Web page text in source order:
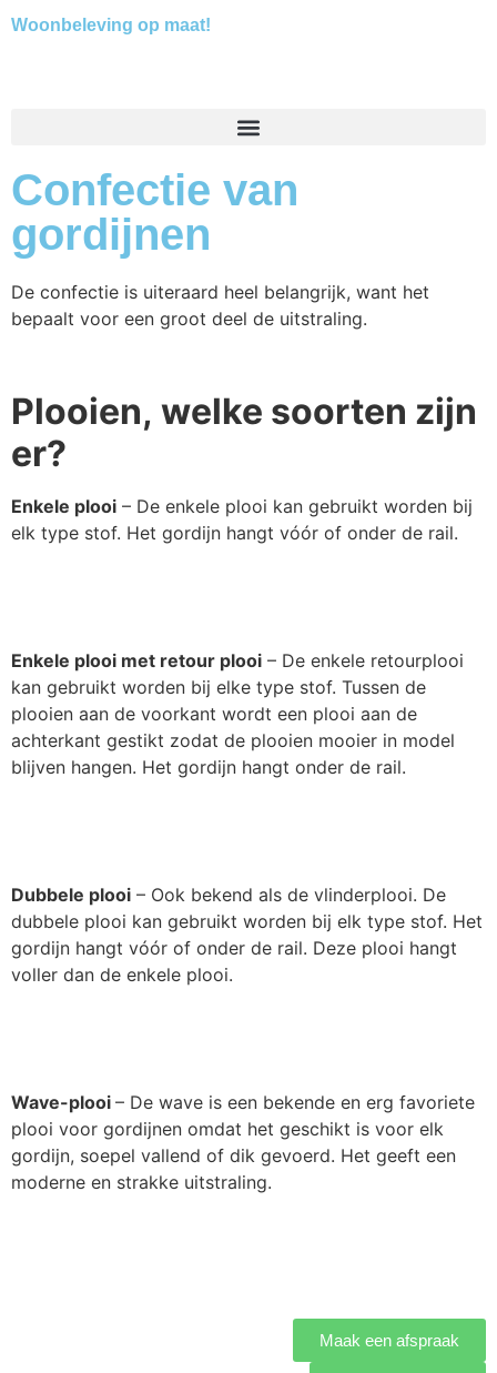
Woonbeleving op maat!
Confectie van
gordijnen
De confectie is uiteraard heel belangrijk, want het
bepaalt voor een groot deel de uitstraling.
Plooien, welke soorten zijn
er?
Enkele plooi – De enkele plooi kan gebruikt worden bij
elk type stof. Het gordijn hangt vóór of onder de rail.
Enkele plooi met retour plooi – De enkele retourplooi
kan gebruikt worden bij elke type stof. Tussen de
plooien aan de voorkant wordt een plooi aan de
achterkant gestikt zodat de plooien mooier in model
blijven hangen. Het gordijn hangt onder de rail.
Dubbele plooi – Ook bekend als de vlinderplooi. De
dubbele plooi kan gebruikt worden bij elk type stof. Het
gordijn hangt vóór of onder de rail. Deze plooi hangt
voller dan de enkele plooi.
Wave-plooi – De wave is een bekende en erg favoriete
plooi voor gordijnen omdat het geschikt is voor elk
gordijn, soepel vallend of dik gevoerd. Het geeft een
moderne en strakke uitstraling.
Maak een afspraak